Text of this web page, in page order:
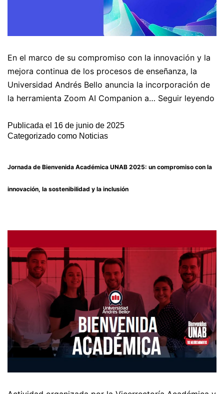
En el marco de su compromiso con la innovación y la
mejora continua de los procesos de enseñanza, la
Universidad Andrés Bello anuncia la incorporación de
la herramienta Zoom AI Companion a… Seguir leyendo
Publicada el 16 de junio de 2025
Categorizado como Noticias
Jornada de Bienvenida Académica UNAB 2025: un compromiso con la
innovación, la sostenibilidad y la inclusión